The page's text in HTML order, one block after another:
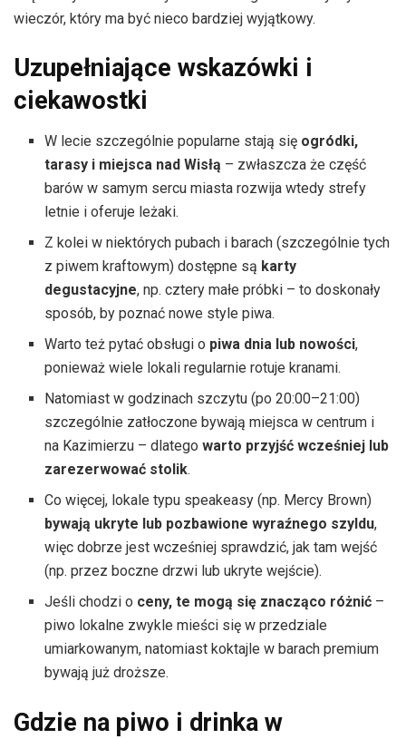
wieczór, który ma być nieco bardziej wyjątkowy.
Uzupełniające wskazówki i
ciekawostki
W lecie szczególnie popularne stają się ogródki,
tarasy i miejsca nad Wisłą – zwłaszcza że część
barów w samym sercu miasta rozwija wtedy strefy
letnie i oferuje leżaki.
Z kolei w niektórych pubach i barach (szczególnie tych
z piwem kraftowym) dostępne są karty
degustacyjne, np. cztery małe próbki – to doskonały
sposób, by poznać nowe style piwa.
Warto też pytać obsługi o piwa dnia lub nowości,
ponieważ wiele lokali regularnie rotuje kranami.
Natomiast w godzinach szczytu (po 20:00–21:00)
szczególnie zatłoczone bywają miejsca w centrum i
na Kazimierzu – dlategowarto przyjść wcześniej lub
zarezerwować stolik.
Co więcej, lokale typu speakeasy (np. Mercy Brown)
bywają ukryte lub pozbawione wyraźnego szyldu,
więc dobrze jest wcześniej sprawdzić, jak tam wejść
(np. przez boczne drzwi lub ukryte wejście).
Jeśli chodzi o ceny, te mogą się znacząco różnić –
piwo lokalne zwykle mieści się w przedziale
umiarkowanym, natomiast koktajle w barach premium
bywają już droższe.
Gdzie na piwo i drinka w